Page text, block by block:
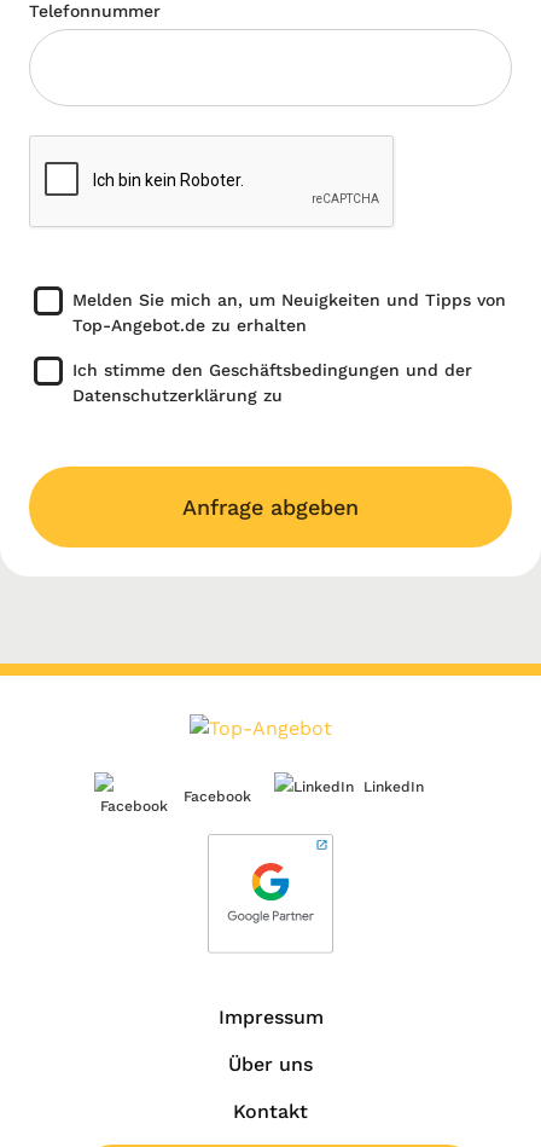
Telefonnummer
Melden Sie mich an, um Neuigkeiten und Tipps von
Top-Angebot.de zu erhalten
Ich stimme den Geschäftsbedingungen und der
Datenschutzerklärung zu
Anfrage abgeben
Facebook
LinkedIn
Impressum
Über uns
Kontakt